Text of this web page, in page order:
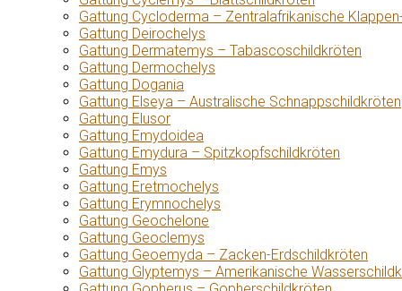
Gattung Cycloderma – Zentralafrikanische
Gattung Deirochelys
Gattung Dermatemys – Tabascoschildkröten
Gattung Dermochelys
Gattung Dogania
Gattung Elseya – Australische Schnappschildkröten
Gattung Elusor
Gattung Emydoidea
Gattung Emydura – Spitzkopfschildkröten
Gattung Emys
Gattung Eretmochelys
Gattung Erymnochelys
Gattung Geochelone
Gattung Geoclemys
Gattung Geoemyda – Zacken-Erdschildkröten
Gattung Glyptemys – Amerikanische